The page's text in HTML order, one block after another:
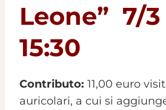
Leone” 7/
15:30
Contributo: 11,00 euro
auricolari, a cui si